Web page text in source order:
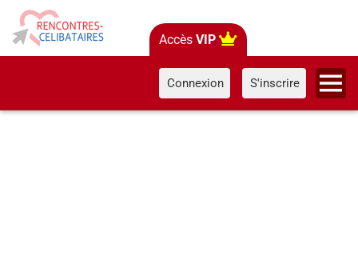
Accès VIP
Connexion S'inscrire